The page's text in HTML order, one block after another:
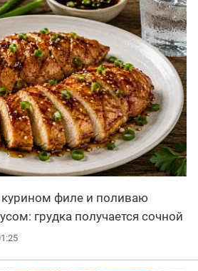
филе и поливаю
грудка получается сочной